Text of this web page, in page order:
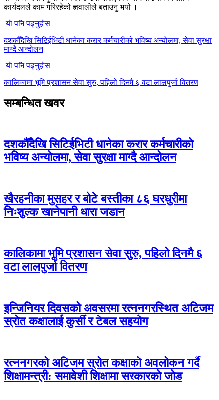
कार्यदलले काम गरिरहेको ज्ञवालीले बताउनु भयो ।
यो पनि पढ्नुहोस
दशकौँदेखि सिटिईभिटी धानेका करार कर्मचारीको भविष्य अन्योलमा, सेवा सुरक्षा
माग्दै आन्दोलन
यो पनि पढ्नुहोस
कालिकामा भूमि प्रशासन सेवा सुरु, पहिलो दिनमै ६ वटा लालपुर्जा वितरण
सम्बन्धित खवर
दशकौँदेखि सिटिईभिटी धानेका करार कर्मचारीको
भविष्य अन्योलमा, सेवा सुरक्षा माग्दै आन्दोलन
खैरहनीका मुसहर र बोटे बस्तीका ८६ घरधुरीमा
निःशुल्क खानेपानी धारा जडान
कालिकामा भूमि प्रशासन सेवा सुरु, पहिलो दिनमै ६
वटा लालपुर्जा वितरण
इन्जिनियर दिवसको अवसरमा रत्ननगरस्थित अटिजम
स्रोत कक्षालाई कुर्सी र टेबल सहयोग
रत्ननगरको अटिजम स्रोत कक्षाको अवलोकन गर्दै
शिक्षामन्त्री: समावेशी शिक्षामा सरकारको जोड